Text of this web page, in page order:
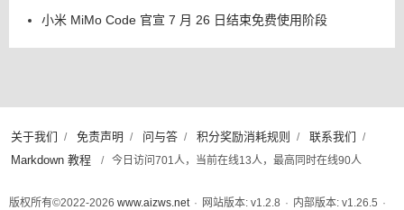
小米 MiMo Code 官宣 7 月 26 日结束免费使用阶段
关于我们 / 免责声明 / 问与答 / 积分奖励消耗规则 / 联系我们 /
Markdown 教程 / 今日访问701人，当前在线13人，最高同时在线90人
版权所有©2022-2026 www.aizws.net · 网站版本: v1.2.8 · 内部版本: v1.26.5 ·